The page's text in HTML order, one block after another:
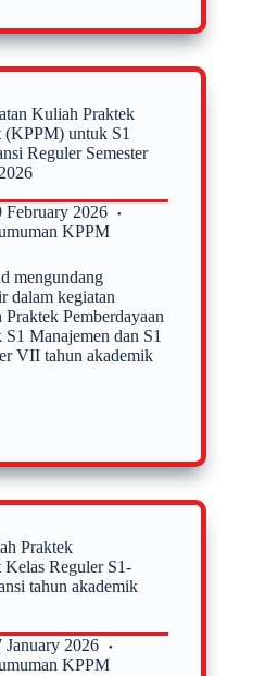
Kuliah Praktek
(KPPM) untuk S1
Reguler Semester
February 2026
KPPM
mengundang
dalam kegiatan
Pemberdayaan
Manajemen dan S1
VII tahun akademik
Praktek
Kelas Reguler S1-
tahun akademik
January 2026
KPPM